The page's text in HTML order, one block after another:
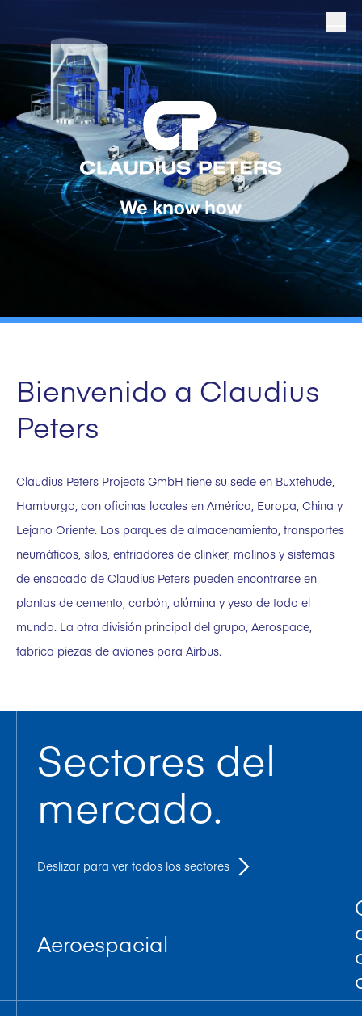
Bienvenido a Claudius
Peters
Claudius Peters Projects GmbH tiene su sede en Buxtehude,
Hamburgo, con oficinas locales en América, Europa, China y
Lejano Oriente. Los parques de almacenamiento, transportes
neumáticos, silos, enfriadores de clinker, molinos y sistemas
de ensacado de Claudius Peters pueden encontrarse en
plantas de cemento, carbón, alúmina y yeso de todo el
mundo. La otra división principal del grupo, Aerospace,
fabrica piezas de aviones para Airbus.
Sectores del
mercado.
Deslizar para ver todos los sectores
Aeroespacial